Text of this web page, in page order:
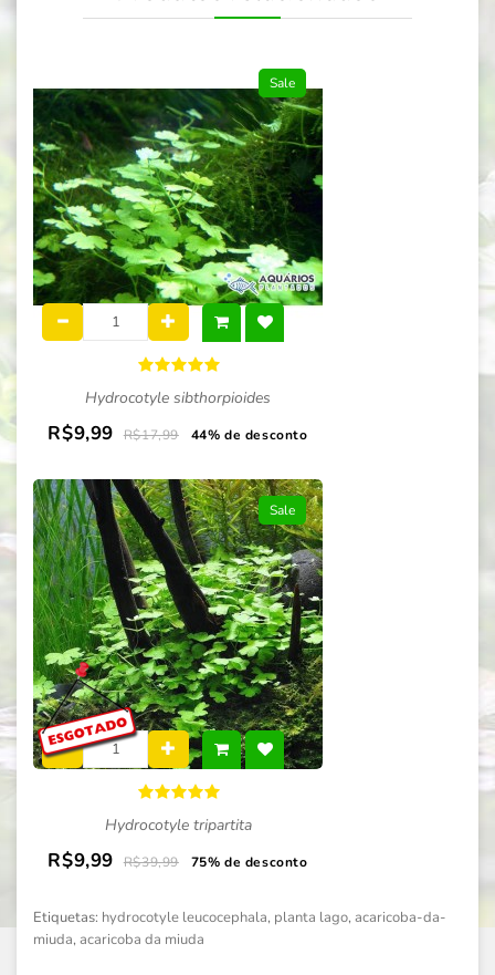
Sale
Hydrocotyle sibthorpioides
R$9,99 R$17,99 44% de desconto
Sale
Hydrocotyle tripartita
R$9,99 R$39,99 75% de desconto
Etiquetas: hydrocotyle leucocephala, planta lago, acaricoba-da-
miuda, acaricoba da miuda